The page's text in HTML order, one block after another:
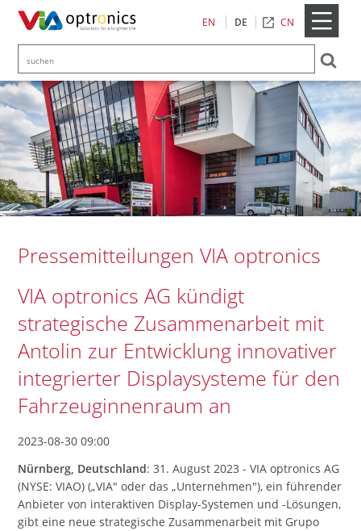
EN DE CN
Pressemitteilungen VIA optronics
VIA optronics AG kündigt
strategische Zusammenarbeit mit
Antolin zur Entwicklung innovativer
integrierter Displaysysteme für den
Fahrzeuginnenraum an
2023-08-30 09:00
Nürnberg, Deutschland: 31. August 2023 - VIA optronics AG
(NYSE: VIAO) („VIA" oder das „Unternehmen"), ein führender
Anbieter von interaktiven Display-Systemen und -Lösungen,
gibt eine neue strategische Zusammenarbeit mit Grupo